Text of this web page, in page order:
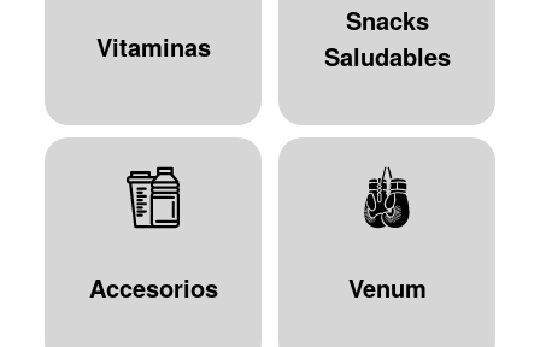
Vitaminas
Snacks
Saludables
Accesorios Venum